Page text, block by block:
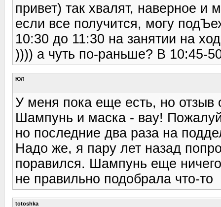
привет) так хвалят, наверное и
если все получится, могу
10:30 до 11:30 на занятии на
)))) а чуть по-раньше? В 10:45-
ЮЛ
У меня пока еще есть, но отзыв
Шампунь и маска - вау!
но последние два раза на
Надо же, я пару лет назад
поравился. Шампунь еще
не правильно подобрала что-то
totoshka